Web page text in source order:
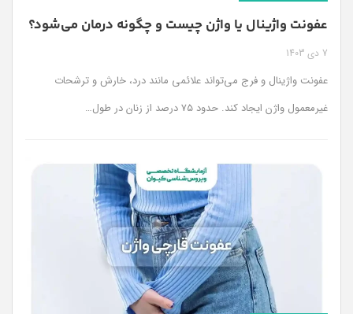
عفونت واژینال یا واژن چیست و چگونه درمان می‌شود؟
7 دی 1403
عفونت واژینال و فرج می‌تواند علائمی مانند درد، خارش و ترشحات
غیرمعمول واژن ایجاد کند. حدود ۷۵ درصد از زنان در طول
…